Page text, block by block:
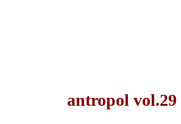
antropol vol.29